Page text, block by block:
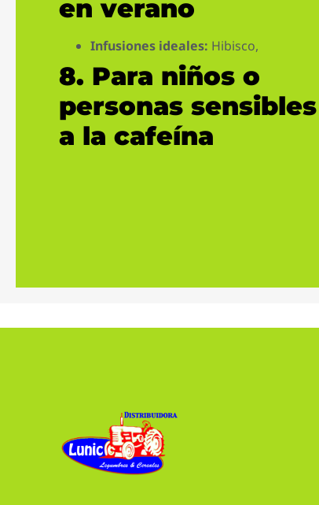
en verano
Infusiones ideales: Hibisco,
8. Para niños o
personas sensibles
a la cafeína